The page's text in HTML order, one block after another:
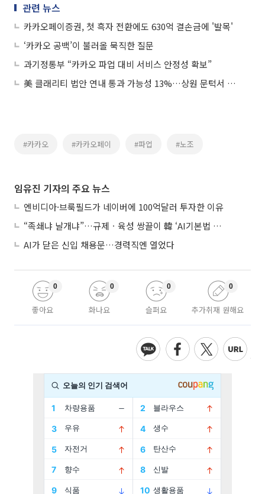
관련 뉴스
카카오페이증권, 첫 흑자 전환에도 630억 결손금에 '발목'
‘카카오 공백’이 불러올 묵직한 질문
과기정통부 “카카오 파업 대비 서비스 안정성 확보”
美 클래리티 법안 연내 통과 가능성 13%…상원 문턱서 제동
#카카오 #카카오페이 #파업 #노조
임유진 기자의 주요 뉴스
엔비디아·브룩필드가 네이버에 100억달러 투자한 이유
“족쇄냐 날개냐”…규제ㆍ육성 쌍끌이 韓 ‘AI기본법 개정안’ 오늘 시행
AI가 닫은 신입 채용문…경력직엔 열었다
좋아요
0
화나요
0
슬퍼요
0
추가취재 원해요
0